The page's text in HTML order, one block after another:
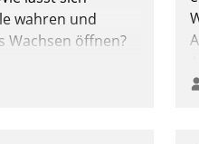
wahren und
Wachsen öffnen?